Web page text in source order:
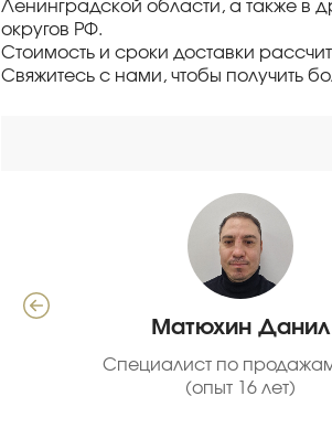
Ленинградской области, а также в
округов РФ.
Стоимость и сроки доставки
Свяжитесь с нами, чтобы получить
Матюхин Данил
Специалист по
(опыт 16 лет)